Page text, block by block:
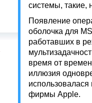
системы, такие,
Появление
оболочка для
работавших в
время от
иллюзия
фирмы Apple.